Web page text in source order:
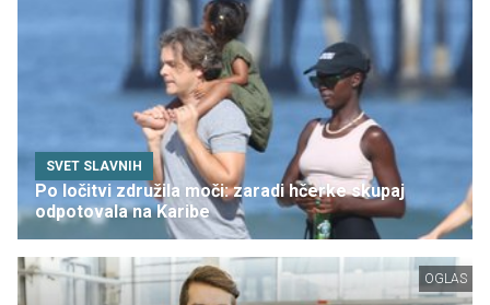
SVET SLAVNIH
Po ločitvi združila moči: zaradi hčerke skupaj
odpotovala na Karibe
OGLAS